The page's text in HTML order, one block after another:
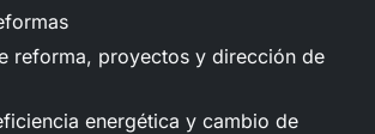
reforma, proyectos y dirección de
energética y cambio de